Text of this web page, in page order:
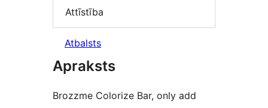
Attīstība
Atbalsts
Apraksts
Brozzme Colorize Bar, only add